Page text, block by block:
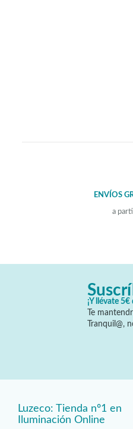
ENVÍOS
a
¡Y llévate
Te
Tranquil@,
Luzeco: Tienda nº1 en
Iluminación Online